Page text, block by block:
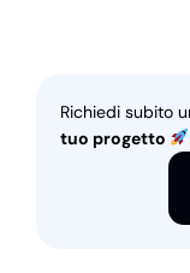
Richiedi subito
tuo progetto